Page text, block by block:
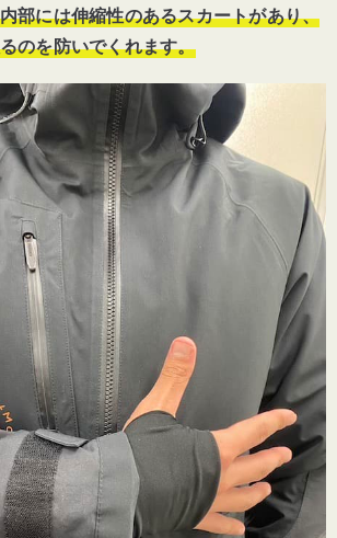
部には伸縮性のあるスカートがあり、
のを防いでくれます。